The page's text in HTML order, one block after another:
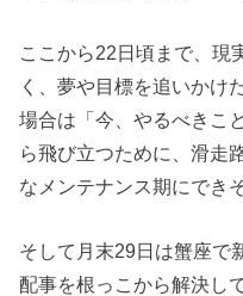
ここから22日頃まで、現
く、夢や目標を追いかけ
場合は「今、やるべきこ
ら飛び立つために、滑走
なメンテナンス期にでき
そして月末29日は蟹座で
配事を根っこから解決し